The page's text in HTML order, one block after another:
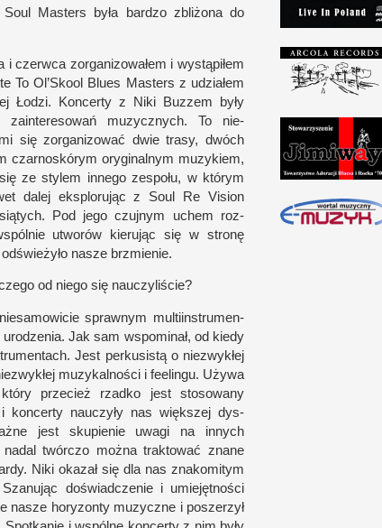
Masters była bar­dzo zbliżona do
i czerwca zor­ganizowałem i wystąpiłem
To Ol’Skool Blues Masters z udziałem
Łodzi. Kon­certy z Niki Buz­zem były
zain­teresowań muzycz­nych. To nie­
się zor­ganizować dwie trasy, dwóch
czar­noskórym oryginal­nym muzykiem,
ze stylem innego zespołu, w którym
dalej eks­plorującz Soul Re Vision
Pod jego czuj­nym uchem roz­
utworów kierując sięw stronę
odświeżyło nasze brzmienie.
od niego się nauczyliście?
spraw­nym mul­tiin­strumen­
Jak sam wspominał, od kiedy
Jest per­kusistą o nie­zwykłej
muzykal­no­ści i feelingu. Używa
prze­cież rzadko jest stosowany
i kon­certy nauczyły nas więk­szej dys­
jest skupienie uwagi na innych
twór­czo można trak­tować znane
Niki okazał się dla nas znakomitym
doświad­czenie i umiejęt­no­ści
nasze horyzonty muzyczne i poszerzył